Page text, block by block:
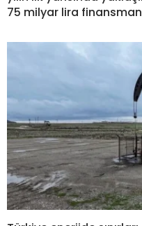
75 milyar lira finansman